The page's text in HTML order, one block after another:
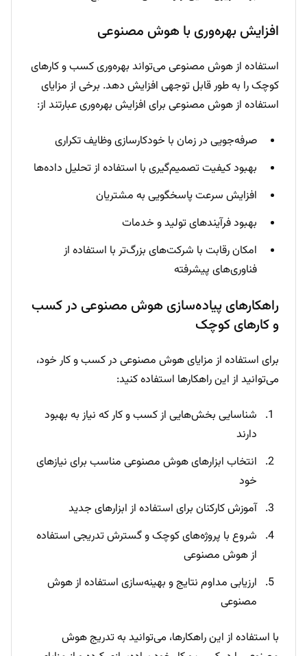
افزایش بهره‌وری با هوش مصنوعی
استفاده از هوش مصنوعی می‌تواند بهره‌وری کسب و کارهای
کوچک را به طور قابل توجهی افزایش دهد. برخی از مزایای
استفاده از هوش مصنوعی برای افزایش بهره‌وری عبارتند از:
صرفه‌جویی در زمان با خودکارسازی وظایف تکراری
بهبود کیفیت تصمیم‌گیری با استفاده از تحلیل داده‌ها
افزایش سرعت پاسخگویی به مشتریان
بهبود فرآیندهای تولید و خدمات
امکان رقابت با شرکت‌های بزرگ‌تر با استفاده از
فناوری‌های پیشرفته
راهکارهای پیاده‌سازی هوش مصنوعی در کسب
و کارهای کوچک
برای استفاده از مزایای هوش مصنوعی در کسب و کار خود،
می‌توانید از این راهکارها استفاده کنید:
شناسایی بخش‌هایی از کسب و کار که نیاز به بهبود
دارند
انتخاب ابزارهای هوش مصنوعی مناسب برای نیازهای
خود
آموزش کارکنان برای استفاده از ابزارهای جدید
شروع با پروژه‌های کوچک و گسترش تدریجی استفاده
از هوش مصنوعی
ارزیابی مداوم نتایج و بهینه‌سازی استفاده از هوش
مصنوعی
با استفاده از این راهکارها، می‌توانید به تدریج هوش